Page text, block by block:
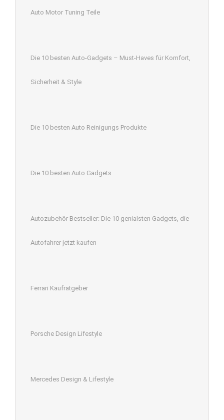
Auto Motor Tuning Teile
Die 10 besten Auto-Gadgets – Must-Haves für Komfort,
Sicherheit & Style
Die 10 besten Auto Reinigungs Produkte
Die 10 besten Auto Gadgets
Autozubehör Bestseller: Die 10 genialsten Gadgets, die
Autofahrer jetzt kaufen
Ferrari Kaufratgeber
Porsche Design Lifestyle
Mercedes Design & Lifestyle